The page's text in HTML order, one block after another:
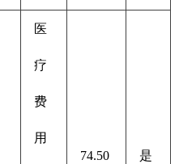
医
疗
费
用
74.50 是